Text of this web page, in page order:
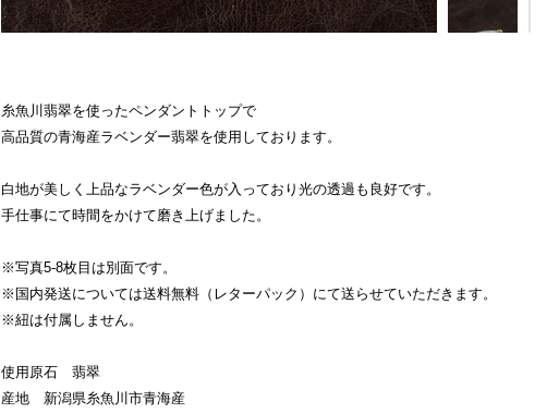
糸魚川翡翠を使ったペンダントトップで
高品質の青海産ラベンダー翡翠を使用しております。
白地が美しく上品なラベンダー色が入っており光の透過も良好です。
手仕事にて時間をかけて磨き上げました。
※写真5-8枚目は別面です。
※国内発送については送料無料（レターパック）にて送らせていただきます。
※紐は付属しません。
使用原石 翡翠
産地 新潟県糸魚川市青海産